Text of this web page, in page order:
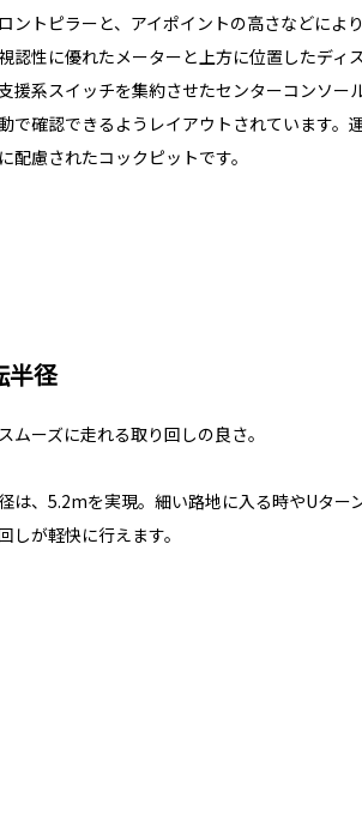
ントピラーと、アイポイントの高さなどによ
認性に優れたメーターと上方に位置したディ
援系スイッチを集約させたセンターコンソー
で確認できるようレイアウトされています。
配慮されたコックピットです。
半径
ムーズに走れる取り回しの良さ。
は、5.2mを実現。細い路地に入る時やUター
しが軽快に行えます。